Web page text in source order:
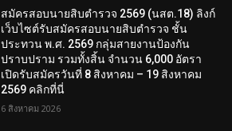
สมัครสอบนายสิบตำรวจ 2569 (นสต.18) ลิงก์
เว็บไซต์รับสมัครสอบนายสิบตำรวจ ชั้น
ประทวน พ.ศ. 2569 กลุ่มสายงานป้องกัน
ปราบปราม รวมทั้งสิ้น จำนวน 6,000 อัตรา
เปิดรับสมัครวันที่ 8 สิงหาคม – 19 สิงหาคม
2569 คลิกที่นี่
6 สิงหาคม 2026